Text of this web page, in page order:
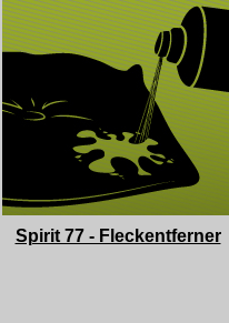
Spirit 77 - Fleckentferner